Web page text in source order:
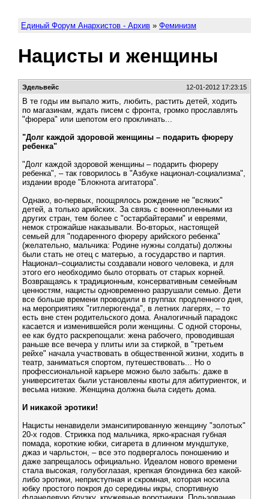
Единый Форум Анархистов - Архив » Феминизм
Нацисты и женщины
Эдельвейс 12-01-2012 17:23:15
В те годы им выпало жить, любить, растить детей, ходить
по магазинам, ждать писем с фронта, громко прославлять
"фюрера" или шепотом его проклинать...
"Долг каждой здоровой женщины – подарить фюреру
ребенка"
"Долг каждой здоровой женщины – подарить фюреру
ребенка", – так говорилось в "Азбуке национал-социализма",
издании вроде "Блокнота агитатора".
Однако, во-первых, поощрялось рождение не "всяких"
детей, а только арийских. За связь с военнопленными из
других стран, тем более с "остарбайтерами" и евреями,
немок строжайше наказывали. Во-вторых, настоящей
семьей для "подаренного фюреру арийского ребенка"
(желательно, мальчика: Родине нужны солдаты) должны
были стать не отец с матерью, а государство и партия.
Национал–социалисты создавали нового человека, и для
этого его необходимо было оторвать от старых корней.
Возвращаясь к традиционным, консервативным семейным
ценностям, нацисты одновременно разрушали семью. Дети
все больше времени проводили в группах продленного дня,
на мероприятиях "гитлерюгенда", в летних лагерях, – то
есть вне стен родительского дома. Аналогичный парадокс
касается и изменившейся роли женщины. С одной стороны,
ее как будто раскрепощали: жена рабочего, проводившая
раньше все вечера у плиты или за стиркой, в "третьем
рейхе" начала участвовать в общественной жизни, ходить в
театр, заниматься спортом, путешествовать... Но о
профессиональной карьере можно было забыть: даже в
университетах были установлены квоты для абитуриенток, и
весьма низкие. Женщина должна была сидеть дома.
И никакой эротики!
Нацисты ненавидели эмансипированную женщину "золотых"
20-х годов. Стрижка под мальчика, ярко-красная губная
помада, короткие юбки, сигарета в длинном мундштуке,
джаз и чарльстон, – все это подвергалось поношению и
даже запрещалось официально. Идеалом нового времени
стала высокая, голубоглазая, крепкая блондинка без какой-
либо эротики, неприступная и скромная, которая носила
юбку простого покроя до середины икры, спортивную